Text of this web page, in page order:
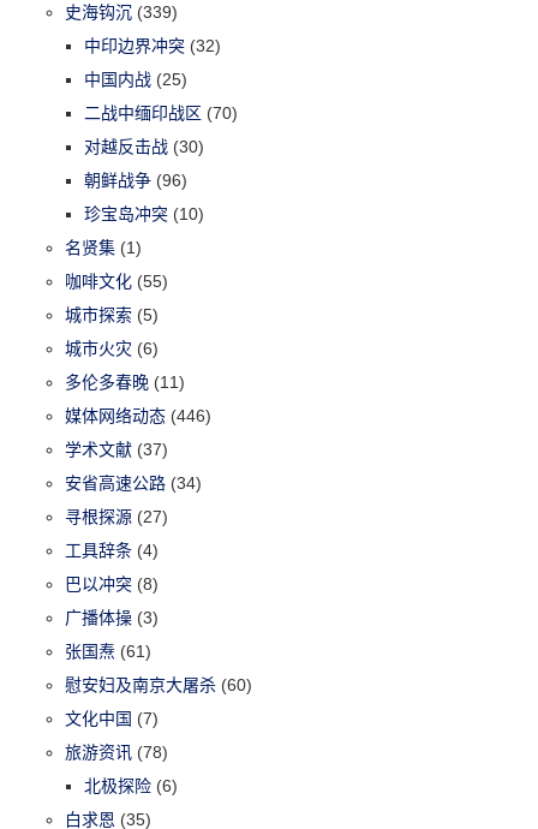
史海钩沉 (339)
中印边界冲突 (32)
中国内战 (25)
二战中缅印战区 (70)
对越反击战 (30)
朝鲜战争 (96)
珍宝岛冲突 (10)
名贤集 (1)
咖啡文化 (55)
城市探索 (5)
城市火灾 (6)
多伦多春晚 (11)
媒体网络动态 (446)
学术文献 (37)
安省高速公路 (34)
寻根探源 (27)
工具辞条 (4)
巴以冲突 (8)
广播体操 (3)
张国焘 (61)
慰安妇及南京大屠杀 (60)
文化中国 (7)
旅游资讯 (78)
北极探险 (6)
白求恩 (35)